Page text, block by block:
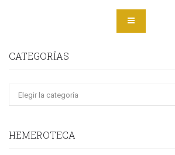
CATEGORÍAS
HEMEROTECA